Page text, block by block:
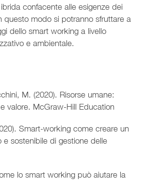
confacente alle esigenze dei
questo modo si potranno sfruttare a
dello smart working a livello
e ambientale.
M. (2020). Risorse umane:
valore. McGraw-Hill Education
Smart-working come creare un
e sostenibile di gestione delle
lo smart working può aiutare la